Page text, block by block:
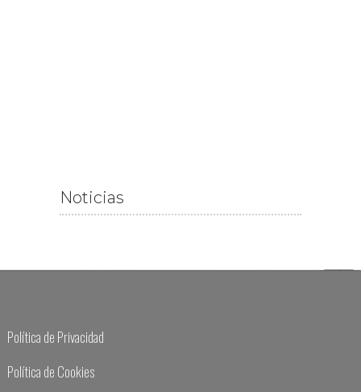
Noticias
Política de Privacidad
Política de Cookies